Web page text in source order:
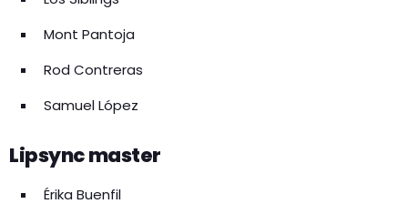
Mont Pantoja
Rod Contreras
Samuel López
Lipsync master
Érika Buenfil